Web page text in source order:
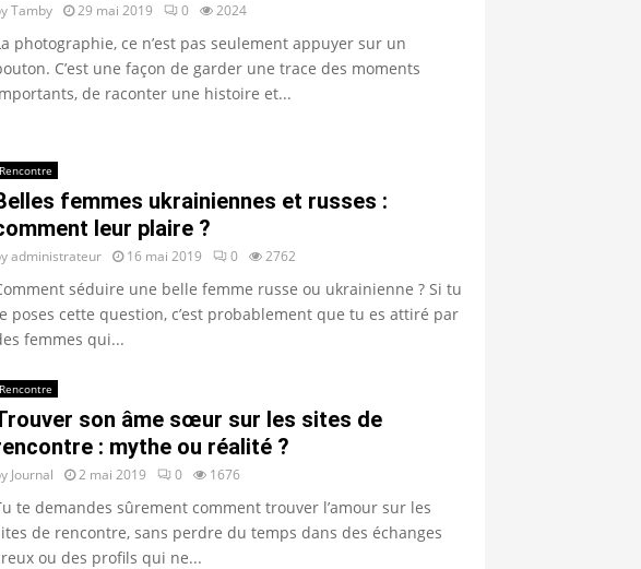
Tamby 29 mai 2019 0 2024
photographie, ce n’est pas seulement appuyer sur un
C’est une façon de garder une trace des moments
de raconter une histoire et...
Rencontre
femmes ukrainiennes et russes :
leur plaire ?
administrateur 16 mai 2019 0 2762
séduire une belle femme russe ou ukrainienne ? Si tu
poses cette question, c’est probablement que tu es attiré par
femmes qui...
Rencontre
son âme sœur sur les sites de
: mythe ou réalité ?
Journal 2 mai 2019 0 1676
te demandes sûrement comment trouver l’amour sur les
de rencontre, sans perdre du temps dans des échanges
ou des profils qui ne...